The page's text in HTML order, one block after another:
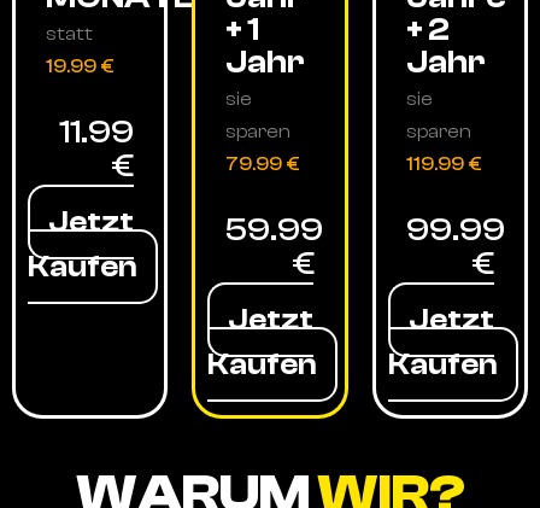
statt
19.99 €
11.99
€
Jetzt
Kaufen
+ 1
Jahr
sie
sparen
79.99 €
59.99
€
Jetzt
Kaufen
+ 2
Jahr
sie
sparen
119.99 €
99.99
€
Jetzt
Kaufen
WARUMWIR?